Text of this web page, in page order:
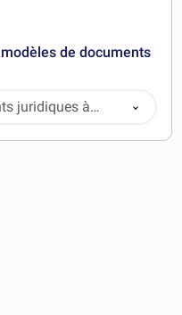
de documents
juridiques à